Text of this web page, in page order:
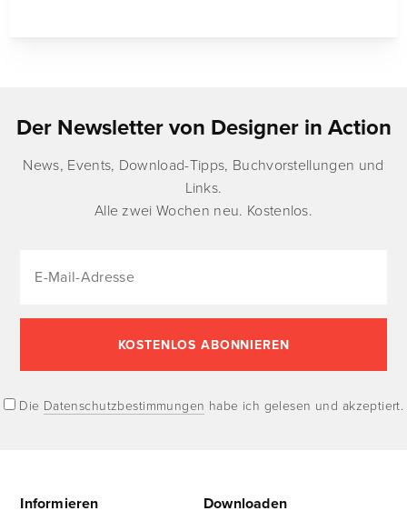
Der Newsletter von Designer in Action
News, Events, Download-Tipps, Buchvorstellungen und
Links.
Alle zwei Wochen neu. Kostenlos.
Die Datenschutzbestimmungen habe ich gelesen und akzeptiert.
Informieren Downloaden